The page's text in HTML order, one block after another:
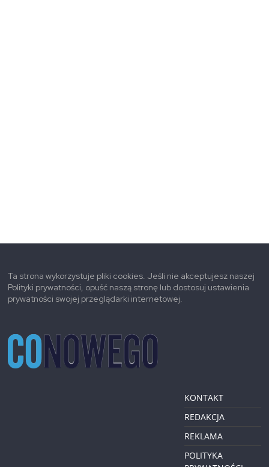
Ta strona wykorzystuje pliki cookies. Jeśli nie akceptujesz naszej
Polityki prywatności, opuść naszą stronę lub dostosuj ustawienia
prywatności swojej przeglądarki internetowej.
KONTAKT
REDAKCJA
REKLAMA
POLITYKA